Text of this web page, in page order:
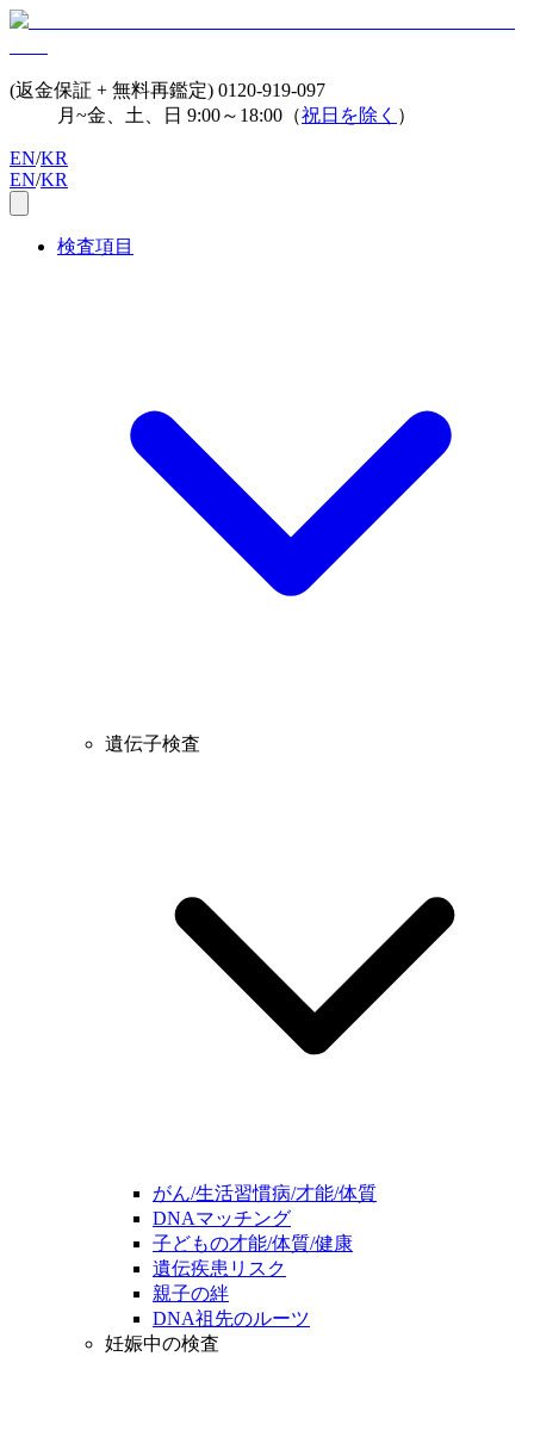
(返金保証 + 無料再鑑定) 0120-919-097
月~金、土、日 9:00～18:00（祝日を除く ）
EN/KR
EN/KR
検査項目
遺伝子検査
がん/生活習慣病/才能/体質
DNAマッチング
子どもの才能/体質/健康
遺伝疾患リスク
親子の絆
DNA祖先のルーツ
妊娠中の検査